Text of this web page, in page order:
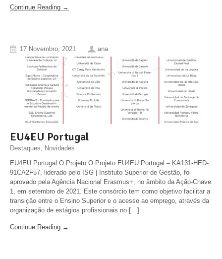
Continue Reading →
17 Novembro, 2021 ana
EU4EU Portugal
Destaques, Novidades
EU4EU Portugal O Projeto O Projeto EU4EU Portugal – KA131-HED-
91CA2F57, liderado pelo ISG | Instituto Superior de Gestão, foi
aprovado pela Agência Nacional Erasmus+, no âmbito da Ação-Chave
1, em setembro de 2021. Este consórcio tem como objetivo facilitar a
transição entre o Ensino Superior e o acesso ao emprego, através da
organização de estágios profissionais no […]
Continue Reading →